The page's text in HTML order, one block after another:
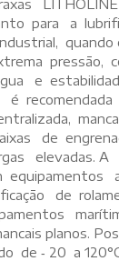
para a
quando
pressão,
e
é
de
elevadas.
equipamentos
de
planos.
de ‐ 20 a